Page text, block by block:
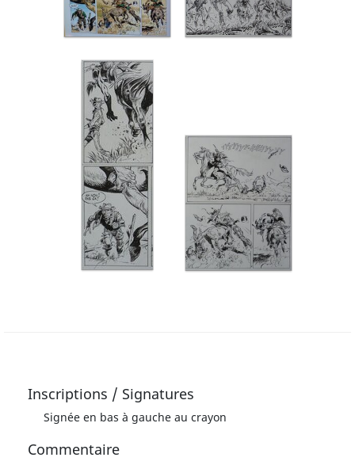
Inscriptions / Signatures
Signée en bas à gauche au crayon
Commentaire